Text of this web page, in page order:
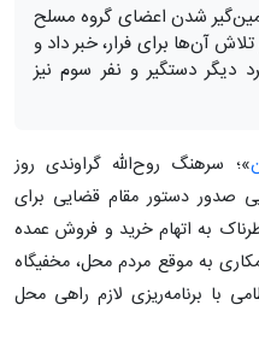
شدن اعضای گروه مسلح
آن‌ها برای فرار، خبر داد و
دیگر دستگیر و نفر سوم نیز
»؛ سرهنگ روح‌الله گراوندی روز
صدور دستور مقام قضایی برای
به اتهام خرید و فروش عمده
به‌ موقع مردم محل، مخفیگاه
با برنامه‌ریزی لازم راهی محل